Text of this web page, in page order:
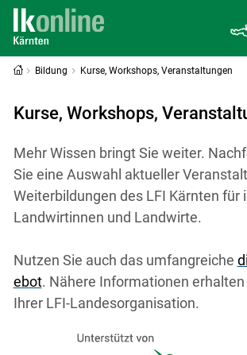
Bildung Kurse, Workshops, Veranstaltungen
Kurse, Workshops,
Mehr Wissen bringt Sie weiter.
Sie eine Auswahl aktueller
Weiterbildungen des LFI Kärnten für
Landwirtinnen und Landwirte.
Nutzen Sie auch das umfangreiche
ebot. Nähere Informationen erhalten
Ihrer LFI-Landesorganisation.